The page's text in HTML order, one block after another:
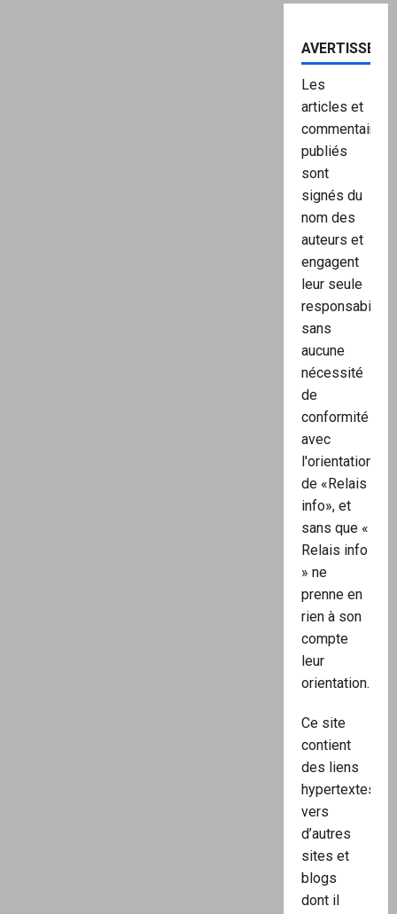
Les
articles et
commentaires
publiés
sont
signés du
nom des
auteurs et
engagent
leur seule
responsabilité,
sans
aucune
nécessité
de
conformité
avec
l'orientation
de «Relais
info», et
sans que «
Relais info
» ne
prenne en
rien à son
compte
leur
orientation.
Ce site
contient
des liens
hypertextes
vers
d’autres
sites et
blogs
dont il